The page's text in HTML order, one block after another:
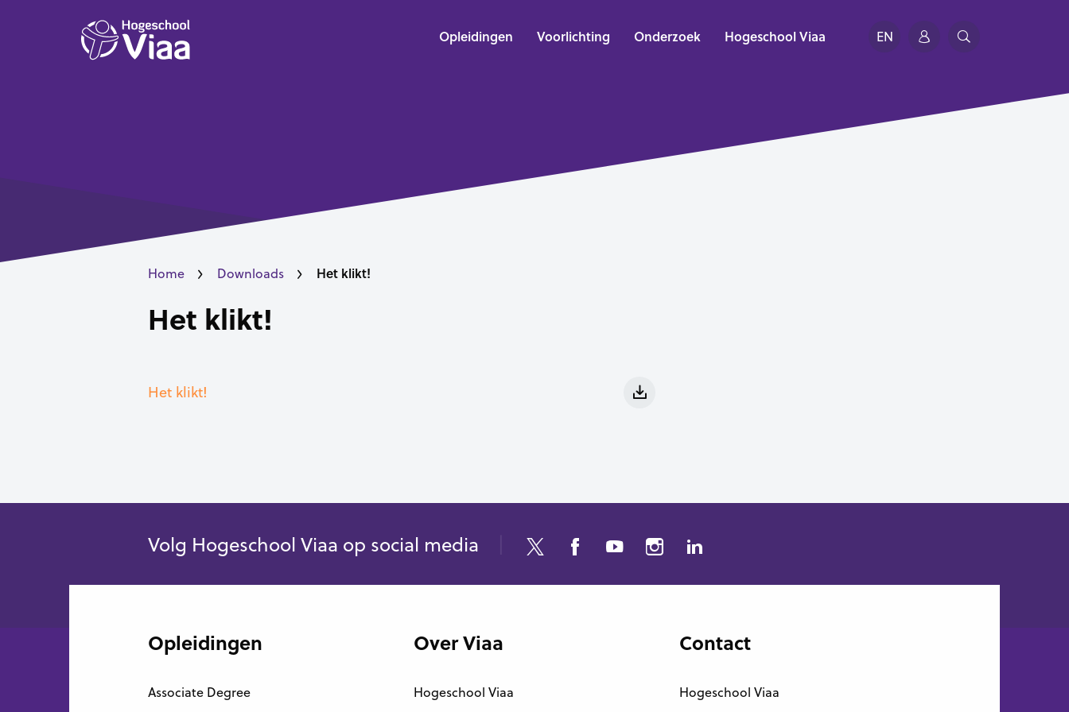
Opleidingen Voorlichting Onderzoek Hogeschool Viaa EN
Home Downloads Het klikt!
Het klikt!
Het klikt!
Volg Hogeschool Viaa op social media
Opleidingen
Associate Degree
Over Viaa
Hogeschool Viaa
Contact
Hogeschool Viaa